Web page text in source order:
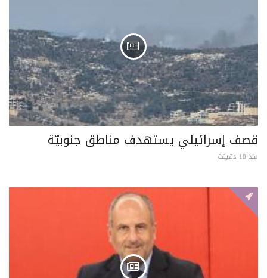
قصف إسرائيلي يستهدف مناطق جنوبيّة
منذ 18 دقيقة